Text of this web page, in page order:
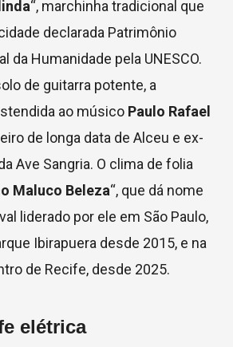
“, marchinha tradicional que
declarada Patrimônio
da Humanidade pela UNESCO.
de guitarra potente, a
ao músico Paulo Rafael
de longa data de Alceu e ex-
Ave Sangria. O clima de folia
Maluco Beleza“, que dá nome
liderado por ele em São Paulo,
Ibirapuera desde 2015, e na
de Recife, desde 2025.
elétrica